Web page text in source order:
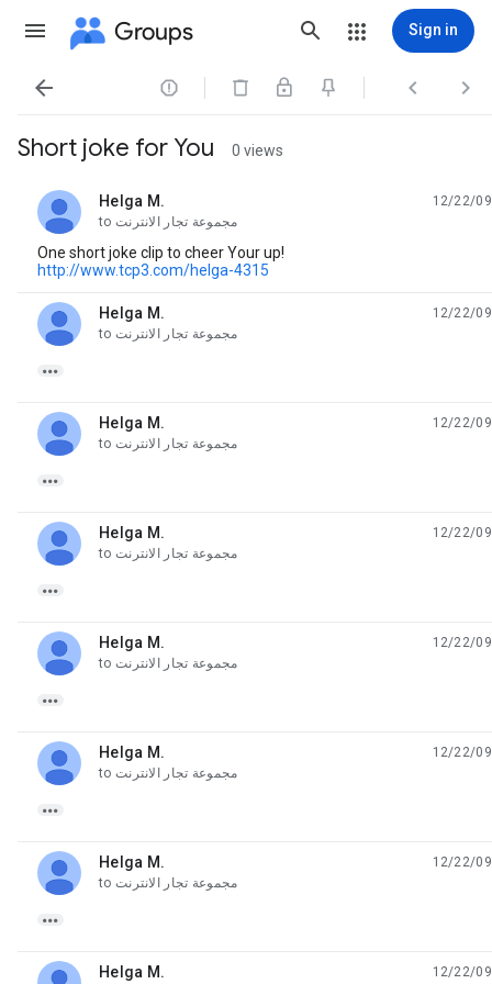
Groups Sign in
   
Short joke for You 0 views
Helga M.
unread,
12/22/09
to مجموعة تجار الانترنت
One short joke clip to cheer Your up!
http://www.tcp3.com/helga-4315
Helga M.
unread,
12/22/09
to مجموعة تجار الانترنت

Helga M.
unread,
12/22/09
to مجموعة تجار الانترنت

Helga M.
unread,
12/22/09
to مجموعة تجار الانترنت

Helga M.
unread,
12/22/09
to مجموعة تجار الانترنت

Helga M.
unread,
12/22/09
to مجموعة تجار الانترنت

Helga M.
unread,
12/22/09
to مجموعة تجار الانترنت

Helga M.
unread, 12/22/09